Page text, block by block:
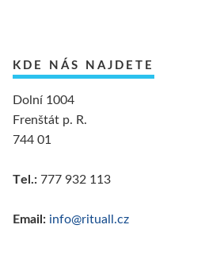
KDE NÁS NAJDETE
Dolní 1004
Frenštát p. R.
744 01
Tel.: 777 932 113
Email: info@rituall.cz